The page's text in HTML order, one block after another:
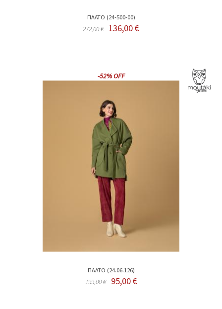
ΠΑΛΤΟ (24-500-00)
272,00 € 136,00 €
ΠΑΛΤΟ (24.06.126)
199,00 € 95,00 €
-52% OFF